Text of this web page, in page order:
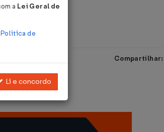
Compartilhar:
suspensão.
a Lei Geral de
Política de
Li e concordo